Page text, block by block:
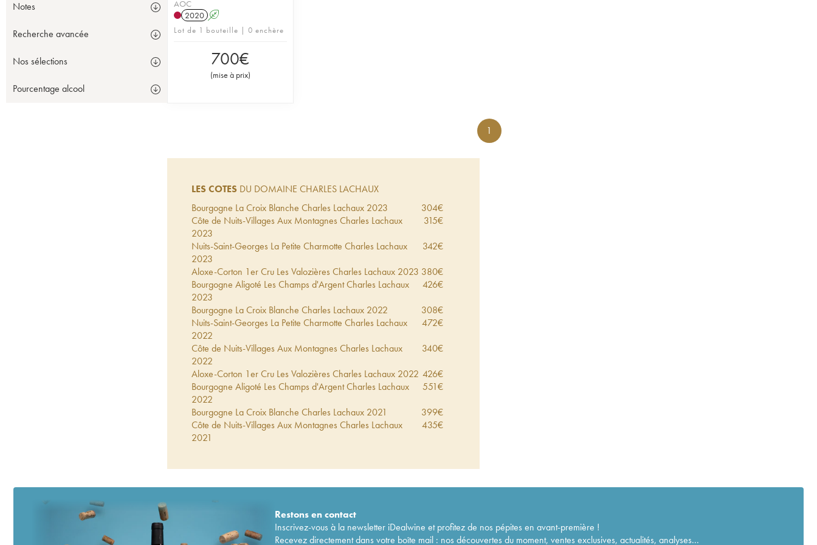
Notes
Recherche avancée
Nos sélections
Pourcentage alcool
AOC
2020 A
Lot de 1 bouteille | 0 enchère
700€
(mise à prix)
1
LES COTES DU DOMAINE CHARLES LACHAUX
Bourgogne La Croix Blanche Charles Lachaux 2023 304€
Côte de Nuits-Villages Aux Montagnes Charles Lachaux
2023
315€
Nuits-Saint-Georges La Petite Charmotte Charles Lachaux
2023
342€
Aloxe-Corton 1er Cru Les Valozières Charles Lachaux 2023 380€
Bourgogne Aligoté Les Champs d'Argent Charles Lachaux
2023
426€
Bourgogne La Croix Blanche Charles Lachaux 2022 308€
Nuits-Saint-Georges La Petite Charmotte Charles Lachaux
2022
472€
Côte de Nuits-Villages Aux Montagnes Charles Lachaux
2022
340€
Aloxe-Corton 1er Cru Les Valozières Charles Lachaux 2022 426€
Bourgogne Aligoté Les Champs d'Argent Charles Lachaux
2022
551€
Bourgogne La Croix Blanche Charles Lachaux 2021 399€
Côte de Nuits-Villages Aux Montagnes Charles Lachaux
2021
435€
Bourgogne Aligoté Les Champs d'Argent Charles Lachaux
497€
Nuits-Saint-Georges 1er Cru Aux Argillas Charles Lachaux
Bourgogne La Croix Blanche Charles Lachaux2020 357€
Restons encontact
Inscrivez-vous à la newsletter iDealwine et profitez de nos pépites en avant-première !
Recevez directement dans votre boîte mail : nos découvertes du moment, ventes exclusives, actualités, analyses...